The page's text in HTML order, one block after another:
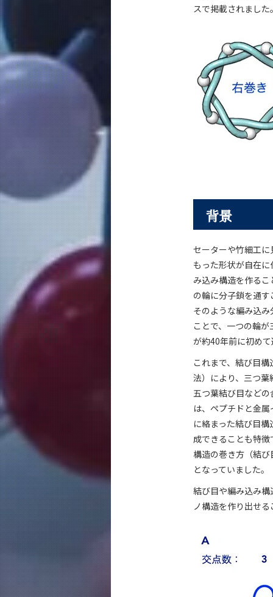
スで掲載されました
背景
セーターや竹細工
もった形状が自在
み込み構造を作る
の輪に分子鎖を通
そのような編み込
ことで、一つの輪
が約40年前に初め
これまで、結び目
法）により、三つ
五つ葉結び目など
は、ペプチドと金
に絡まった結び目
成できることも特
構造の巻き方（結
となっていました。
結び目や編み込み
ノ構造を作り出せ